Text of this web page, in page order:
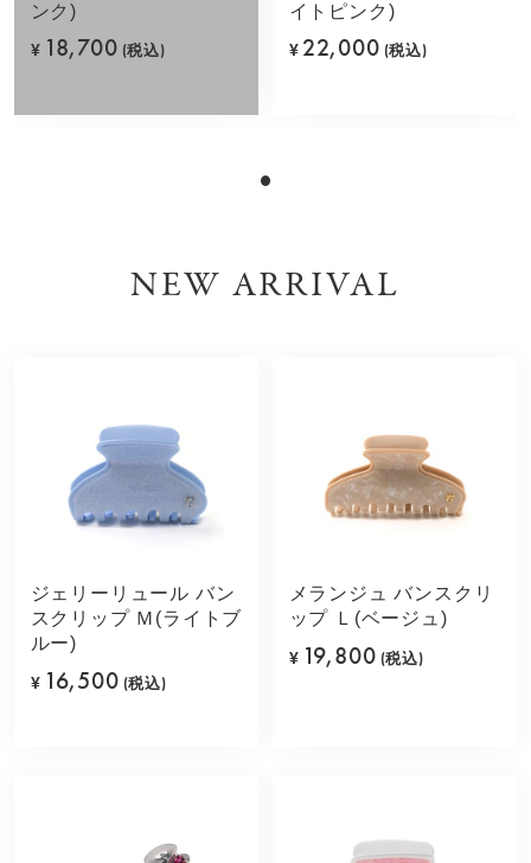
ンク)
¥ 18,700 (税込)
イトピンク)
¥ 22,000 (税込)
NEW ARRIVAL
ジェリーリュール バン
スクリップ Ｍ(ライトブ
ルー)
¥ 16,500 (税込)
メランジュ バンスクリ
ップ Ｌ(ベージュ)
¥ 19,800 (税込)